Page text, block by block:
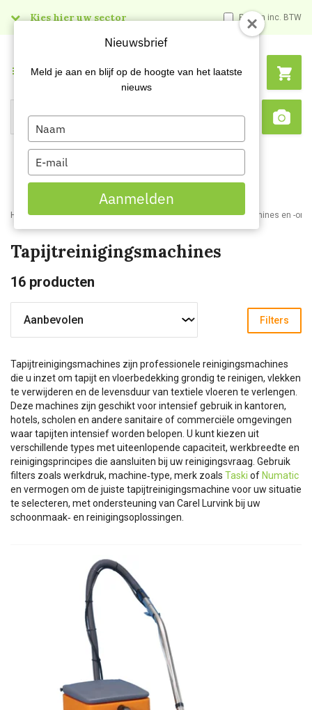
Kies hier uw sector Prijzen inc. BTW
Search
Menu
Home Webshop Schoonmaakmachines Tapijtreinigingsmachines en -
Tapijtreinigingsmachines
16 producten
Filters
Tapijtreinigingsmachines zijn professionele reinigingsmachines
die u inzet om tapijt en vloerbedekking grondig te reinigen, vlekken
te verwijderen en de levensduur van textiele vloeren te verlengen.
Deze machines zijn geschikt voor intensief gebruik in kantoren,
hotels, scholen en andere sanitaire of commerciële omgevingen
waar tapijten intensief worden belopen. U kunt kiezen uit
verschillende types met uiteenlopende capaciteit, werkbreedte en
reinigingsprincipes die aansluiten bij uw reinigingsvraag. Gebruik
filters zoals werkdruk, machine‑type, merk zoals Taski of Numatic
en vermogen om de juiste tapijtreinigingsmachine voor uw situatie
te selecteren, met ondersteuning van Carel Lurvink bij uw
schoonmaak‑ en reinigingsoplossingen.
Nieuwsbrief
Meld je aan en blijf op de hoogte van het laatste
nieuws
Type
your
name
Type
your
email
Aanmelden